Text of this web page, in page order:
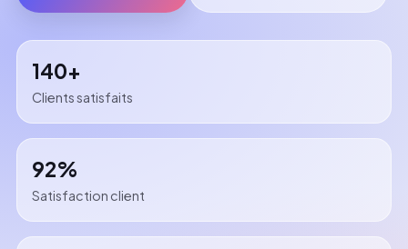
140+
Clients satisfaits
92%
Satisfaction client